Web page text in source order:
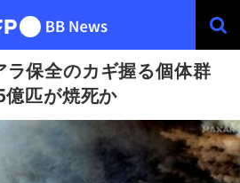
ラ保全のカギ握る個体群
匹が焼死か